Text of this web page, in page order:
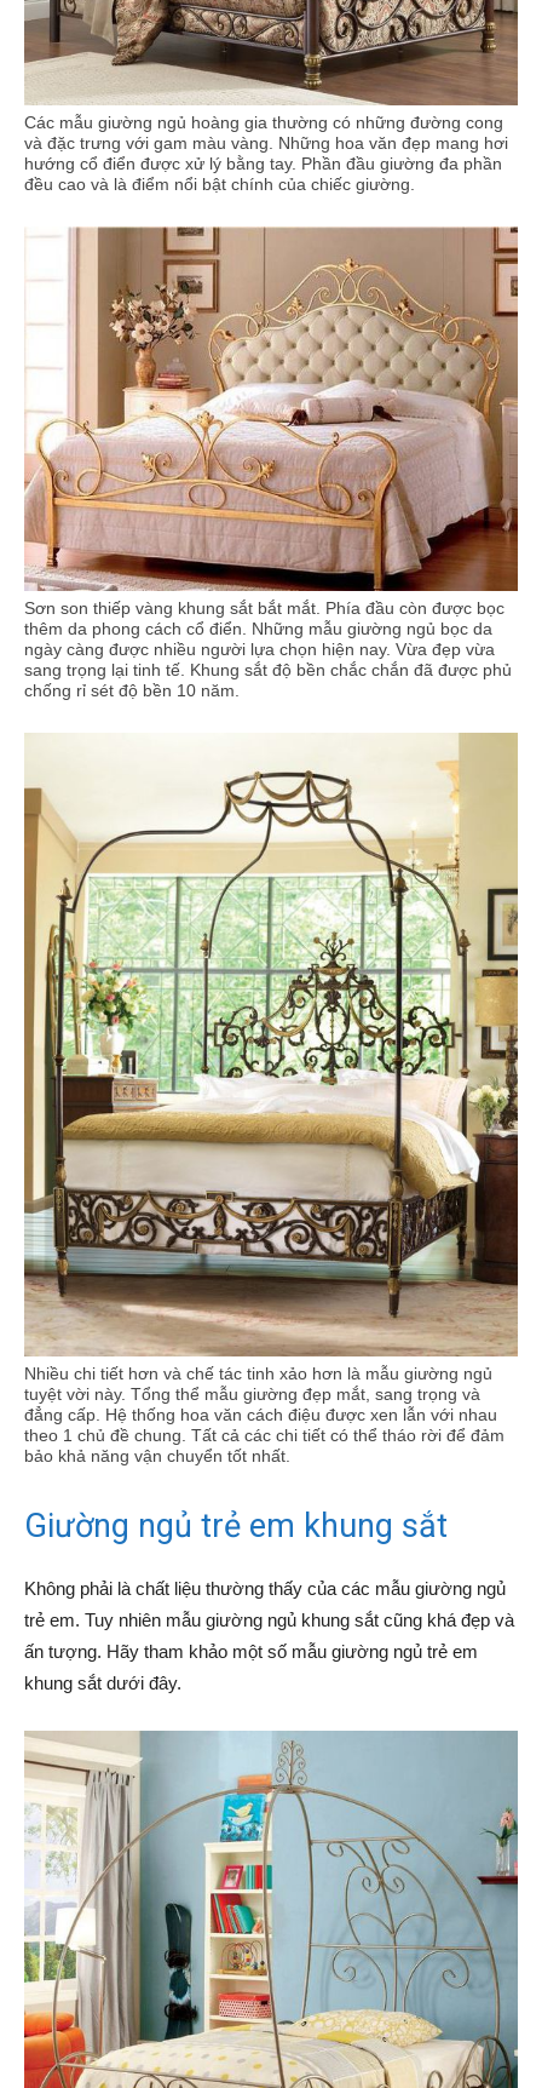
Các mẫu giường ngủ hoàng gia thường có những đường cong
và đặc trưng với gam màu vàng. Những hoa văn đẹp mang hơi
hướng cổ điển được xử lý bằng tay. Phần đầu giường đa phần
đều cao và là điểm nổi bật chính của chiếc giường.
Sơn son thiếp vàng khung sắt bắt mắt. Phía đầu còn được bọc
thêm da phong cách cổ điển. Những mẫu giường ngủ bọc da
ngày càng được nhiều người lựa chọn hiện nay. Vừa đẹp vừa
sang trọng lại tinh tế. Khung sắt độ bền chắc chắn đã được phủ
chống rỉ sét độ bền 10 năm.
Nhiều chi tiết hơn và chế tác tinh xảo hơn là mẫu giường ngủ
tuyệt vời này. Tổng thể mẫu giường đẹp mắt, sang trọng và
đẳng cấp. Hệ thống hoa văn cách điệu được xen lẫn với nhau
theo 1 chủ đề chung. Tất cả các chi tiết có thể tháo rời để đảm
bảo khả năng vận chuyển tốt nhất.
Giường ngủ trẻ em khung sắt
Không phải là chất liệu thường thấy của các mẫu giường ngủ
trẻ em. Tuy nhiên mẫu giường ngủ khung sắt cũng khá đẹp và
ấn tượng. Hãy tham khảo một số mẫu giường ngủ trẻ em
khung sắt dưới đây.